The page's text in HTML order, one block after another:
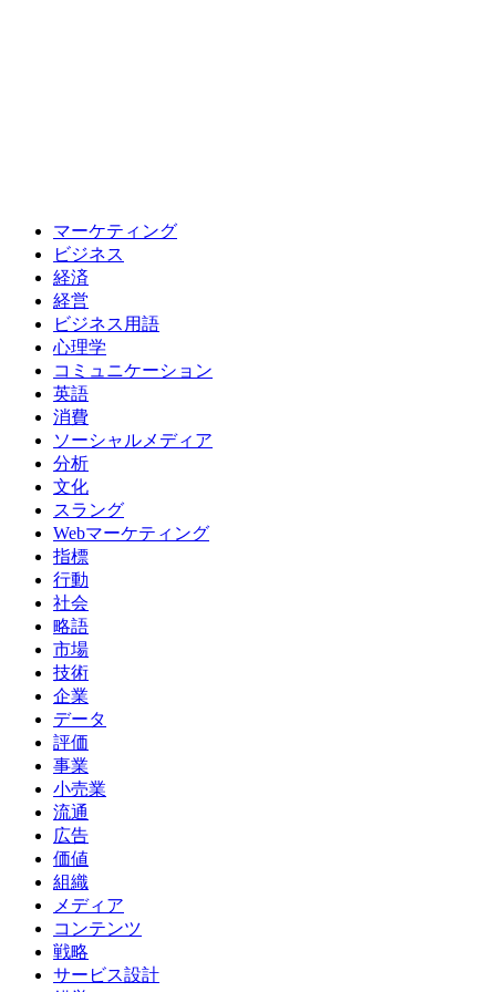
マーケティング
ビジネス
経済
経営
ビジネス用語
心理学
コミュニケーション
英語
消費
ソーシャルメディア
分析
文化
スラング
Webマーケティング
指標
行動
社会
略語
市場
技術
企業
データ
評価
事業
小売業
流通
広告
価値
組織
メディア
コンテンツ
戦略
サービス設計